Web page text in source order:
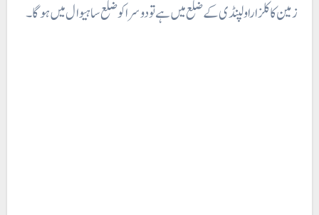
زمین کا کلزا راولپنڈی کے ضلع میں ہے تو دوسراکو ضلع ساہیوال میں ہوگا ۔